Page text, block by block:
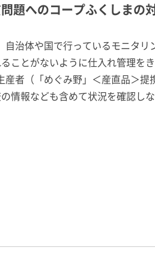
題へのコープふくしまの
自治体や国で行っているモニタ
ことがないように仕入れ管理を
産者（「めぐみ野」＜産直品＞
情報なども含めて状況を確認し